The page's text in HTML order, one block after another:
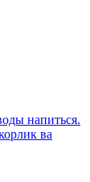
напиться.
ва